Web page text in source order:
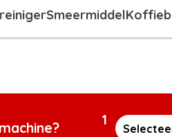
Smeermiddel
1